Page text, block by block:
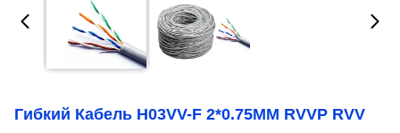
Гибкий Кабель H03VV-F 2*0.75MM RVVP RVV